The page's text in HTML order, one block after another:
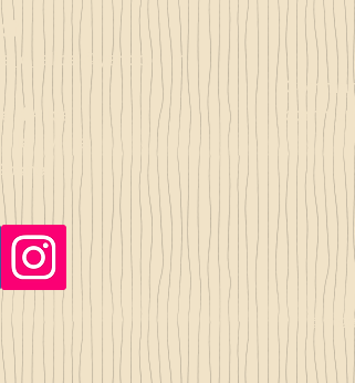
d'Alice
la rivière
©